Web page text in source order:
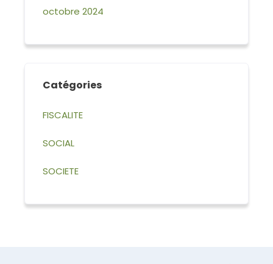
octobre 2024
Catégories
FISCALITE
SOCIAL
SOCIETE